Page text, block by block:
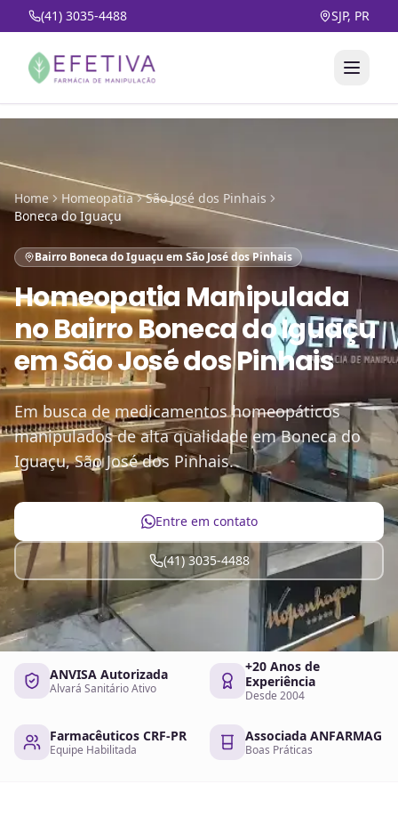
(41) 3035-4488 SJP, PR
Home Homeopatia
São José dos Pinhais
Boneca do Iguaçu
Bairro Boneca do Iguaçu em São José dos Pinhais
Homeopatia Manipulada
noBairro Boneca do Iguaçu
em São José dos Pinhais
Em busca de medicamentos homeopáticos
manipulados de alta qualidade em Boneca do
Iguaçu, São José dos Pinhais.
Entre em contato
(41) 3035-4488
ANVISA Autorizada
Alvará Sanitário Ativo
+20 Anos de
Experiência
Desde 2004
Farmacêuticos CRF-PR
Equipe Habilitada
Associada ANFARMAG
Boas Práticas